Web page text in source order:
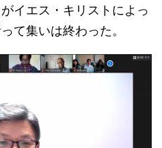
イエス・キリストによっ
て集いは終わった。